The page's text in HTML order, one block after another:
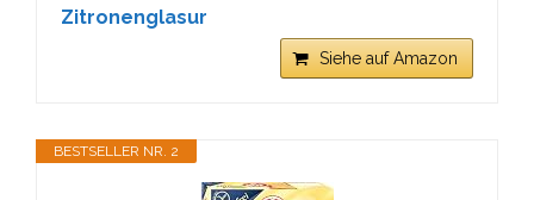
Zitronenglasur
Siehe auf Amazon
BESTSELLER NR. 2